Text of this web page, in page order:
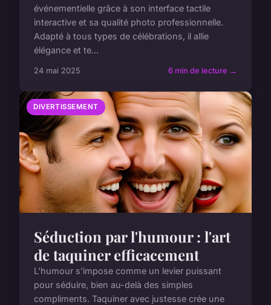
événementielle grâce à son interface tactile
interactive et sa qualité photo professionnelle.
Adapté à tous types de célébrations, il allie
élégance et te...
24 mai 2025 6 min de lecture →
DIVERTISSEMENT
Séduction par l'humour : l'art
de taquiner efficacement
L'humour s'impose comme un levier puissant
pour séduire, bien au-delà des simples
compliments. Taquiner avec justesse crée une